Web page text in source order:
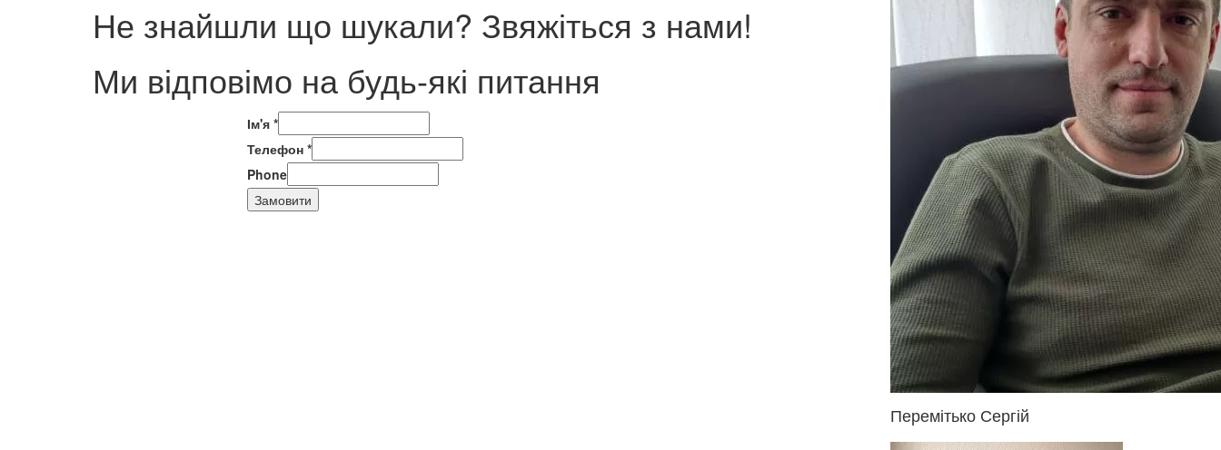
Не знайшли що шукали? Звяжіться з нами!
Ми відповімо на будь-які питання
Ім'я *
Телефон *
Phone
Замовити
Перемітько Сергій